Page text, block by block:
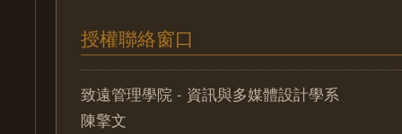
授權聯絡窗口
致遠管理學院 - 資訊與多媒體設計學系
陳擎文